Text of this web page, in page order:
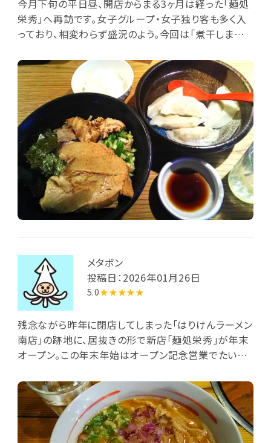
今月下旬の平日昼、開店からまる3ヶ月は経った「麺処
栄秀」へ再訪です。女子グループ・女子独り客も多く入
っており、相変わらず盛況のよう。今回は「煮干しまぜそ
ー席に着きました。ウォーターサーバのレモン水を飲み
つつ、10分ほど待って水餃子到来。約8cm幅の大きめ
の餃子5個がお湯に浸かっており、肉の多い餡もたっぷ
り。肉汁が染み出しているのか、お湯にも淡い味が付い
ていました。次いでまぜそばと追い飯が一緒に到来。極
太麺が少量の煮干し醤油ダレに浸り、1cm超厚の大き
な一枚板の豚バラ叉焼1枚と角切り豚バラ叉焼数個、
刻み紫タマネギ、刻み青梗菜、刻み四角海苔が麺上に
載っています。煮干し醤油ダレの旨味が強く、混ぜた麺
が実に美味しい。大きな叉焼にも満足し、さらに追い飯
を投入して余さず食べ尽くしました。肉の充実した水餃
メタボン
投稿日：2026年01月26日
5.0★★★★★
残念ながら昨年に閉店してしまった「はりけんラーメン
南店」の跡地に、居抜きの形で新店「麺処栄秀」が年末
オープン。この年末年始はオープン記念営業でたいへ
旬の日曜昼に初めて訪問しました。ここも「はりけんラ
ーメン」の特徴を引き継いでおり(店外の花輪の一つは
「はりけんラーメン」店主よりの贈花)、鶏白湯メインの
ラーメンを専ら提供しているようです。入口入って直ぐ